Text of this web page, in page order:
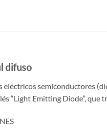
difuso
eléctricos semiconductores
“Light Emitting Diode”, que